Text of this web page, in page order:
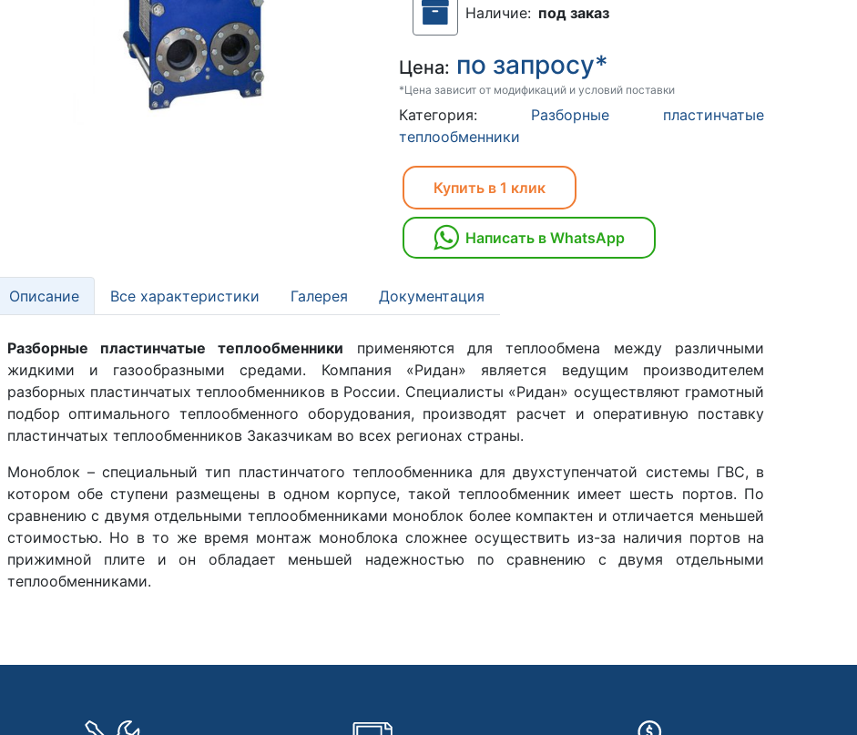
Наличие: под заказ
Цена: по запросу*
*Цена зависит от модификаций и условий поставки
Категория: Разборные пластинчатые
теплообменники
Купить в 1 клик
Написать в WhatsApp
Описание Все характеристики Галерея Документация
Разборные пластинчатые теплообменники применяются для теплообмена между различными
жидкими и газообразными средами. Компания «Ридан» является ведущим производителем
разборных пластинчатых теплообменников в России. Специалисты «Ридан» осуществляют грамотный
подбор оптимального теплообменного оборудования, производят расчет и оперативную поставку
пластинчатых теплообменников Заказчикам во всех регионах страны.
Моноблок – специальный тип пластинчатого теплообменника для двухступенчатой системы ГВС, в
котором обе ступени размещены в одном корпусе, такой теплообменник имеет шесть портов. По
сравнению с двумя отдельными теплообменниками моноблок более компактен и отличается меньшей
стоимостью. Но в то же время монтаж моноблока сложнее осуществить из-за наличия портов на
прижимной плите и он обладает меньшей надежностью по сравнению с двумя отдельными
теплообменниками.